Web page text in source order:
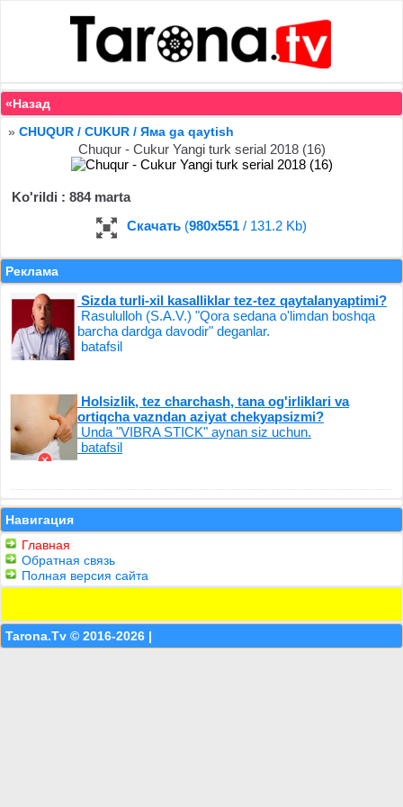
«Назад
» CHUQUR / CUKUR / Яма ga qaytish
Chuqur - Cukur Yangi turk serial 2018 (16)
Ko'rildi : 884 marta
Скачать (980x551 / 131.2 Kb)
Реклама
Sizda turli-xil kasalliklar tez-tez qaytalanyaptimi?
Rasululloh (S.A.V.) "Qora sedana o'limdan boshqa
barcha dardga davodir" deganlar.
batafsil
Holsizlik, tez charchash, tana og'irliklari va
ortiqcha vazndan aziyat chekyapsizmi?
Unda "VIBRA STICK" aynan siz uchun.
batafsil
Навигация
Главная
Обратная связь
Полная версия сайта
Tarona.Tv © 2016-2026 |